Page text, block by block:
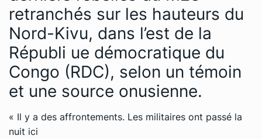
retranchés sur les hauteurs du
Nord-Kivu, dans l’est de la
Républi ue démocratique du
Congo (RDC), selon un témoin
et une source onusienne.
« Il y a des affrontements. Les militaires ont passé la
nuit ici